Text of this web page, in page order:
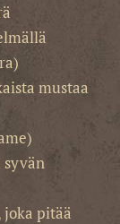
mustaa
syvän
joka pitää